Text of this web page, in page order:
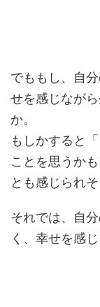
でももし、自
せを感じなが
か。
もしかすると
ことを思うか
とも感じられそ
それでは、自
く、幸せを感